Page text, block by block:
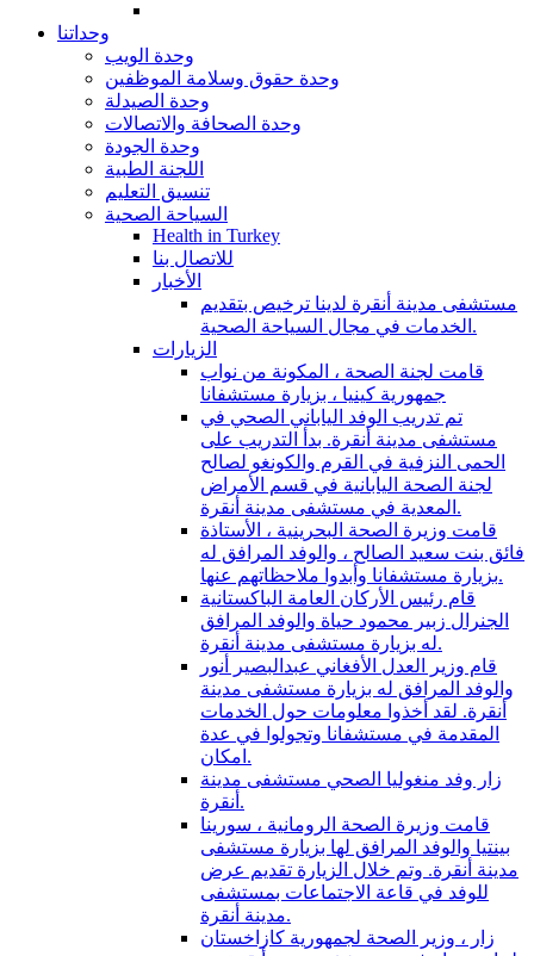
وحداتنا
وحدة الويب
وحدة حقوق وسلامة الموظفين
وحدة الصيدلة
وحدة الصحافة والاتصالات
وحدة الجودة
اللجنة الطبية
تنسيق التعليم
السياحة الصحية
Health in Turkey
للاتصال بنا
الأخبار
مستشفى مدينة أنقرة لدينا ترخيص بتقديم
الخدمات في مجال السياحة الصحية.
الزيارات
قامت لجنة الصحة ، المكونة من نواب
جمهورية كينيا ، بزيارة مستشفانا
تم تدريب الوفد الياباني الصحي في
مستشفى مدينة أنقرة. بدأ التدريب على
الحمى النزفية في القرم والكونغو لصالح
لجنة الصحة اليابانية في قسم الأمراض
المعدية في مستشفى مدينة أنقرة.
قامت وزيرة الصحة البحرينية ، الأستاذة
فائق بنت سعيد الصالح ، والوفد المرافق له
بزيارة مستشفانا وأبدوا ملاحظاتهم عنها.
قام رئيس الأركان العامة الباكستانية
الجنرال زبير محمود حياة والوفد المرافق
له بزيارة مستشفى مدينة أنقرة.
قام وزير العدل الأفغاني عبدالبصير أنور
والوفد المرافق له بزيارة مستشفى مدينة
أنقرة. لقد أخذوا معلومات حول الخدمات
المقدمة في مستشفانا وتجولوا في عدة
امكان.
زار وفد منغوليا الصحي مستشفى مدينة
أنقرة.
قامت وزيرة الصحة الرومانية ، سورينا
بينتيا والوفد المرافق لها بزيارة مستشفى
مدينة أنقرة. وتم خلال الزيارة تقديم عرض
للوفد في قاعة الاجتماعات بمستشفى
مدينة أنقرة.
زار ، وزير الصحة لجمهورية كازاخستان